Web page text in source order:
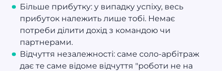
Більше прибутку: у випадку успіху, весь
прибуток належить лише тобі. Немає
потреби ділити дохід з командою чи
партнерами.
Відчуття незалежності: саме соло-арбітраж
дає те саме відоме відчуття "роботи не на